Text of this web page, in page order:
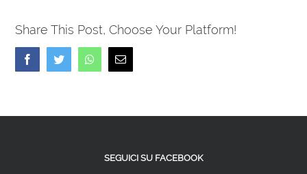
Share This Post, Choose Your Platform!
FacebookTwitter WhatsappEmail
SEGUICI SU FACEBOOK